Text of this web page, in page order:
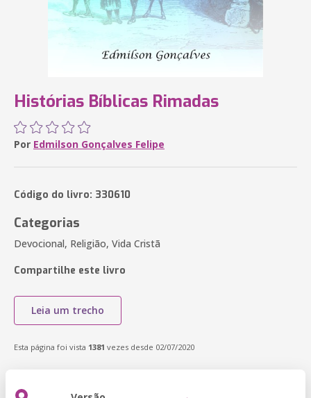
Histórias Bíblicas Rimadas
Por Edmilson Gonçalves Felipe
Código do livro: 330610
Categorias
Devocional, Religião, Vida Cristã
Compartilhe este livro
Leia um trecho
Esta página foi vista 1381 vezes desde 02/07/2020